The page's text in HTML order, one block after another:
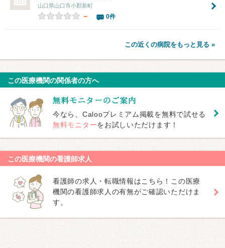
山口県山口市小郡新町
－ 0件
この近くの病院をもっと見る »
この医療機関の関係者の方へ
今なら、Calooプレミアム掲載を無料で試せる
無料モニターをお試しいただけます！
この医療機関の看護師求人
看護師の求人・転職情報はこちら！この医療
機関の看護師求人の有無がご確認いただけま
す。